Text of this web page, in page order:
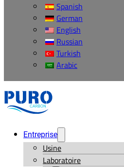
Spanish
German
English
Russian
Turkish
Arabic
Entreprise
Usine
Laboratoire